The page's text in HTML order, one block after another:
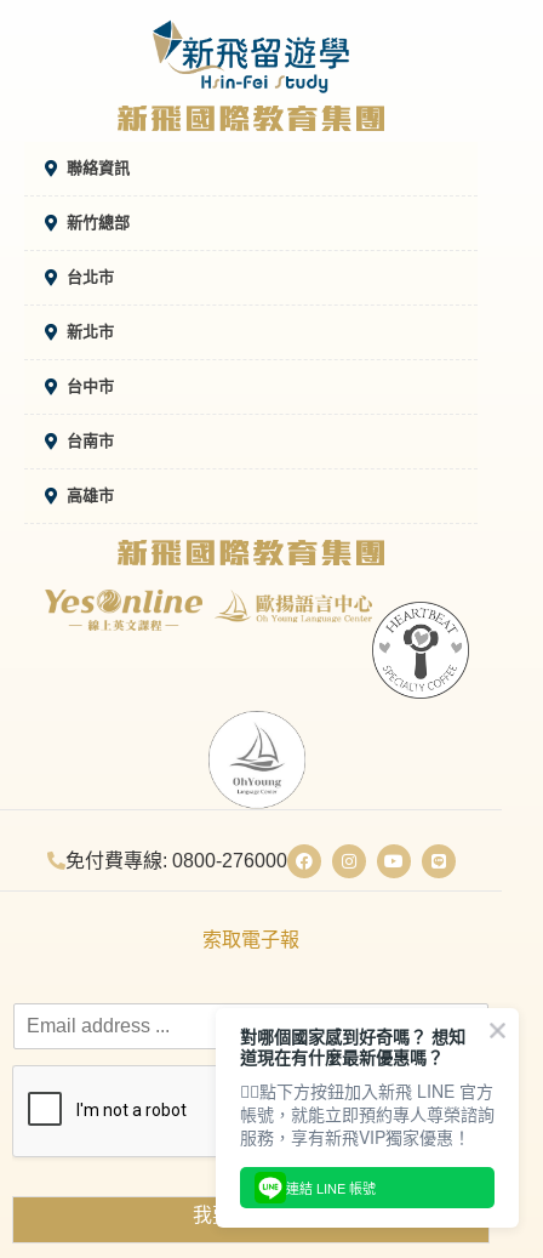
聯絡資訊
新竹總部
台北市
新北市
台中市
台南市
高雄市
免付費專線: 0800-276000
索取電子報
我要索取資料
對哪個國家感到好奇嗎？ 想知
道現在有什麼最新優惠嗎？
👇🏻點下方按鈕加入新飛 LINE 官方
帳號，就能立即預約專人尊榮諮詢
服務，享有新飛VIP獨家優惠！
連結 LINE 帳號